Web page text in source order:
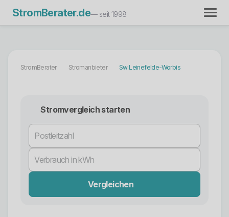
StromBerater.de— seit 1998
StromBerater Stromanbieter Sw Leinefelde-Worbis
Stromvergleich starten
Vergleichen